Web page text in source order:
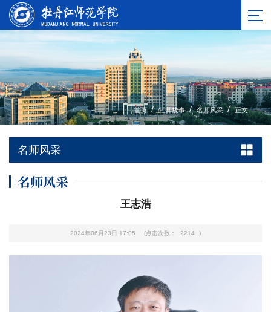
首页 / 牡师故事 / 名师风采 / 正文
名师风采
名师风采
王志浩
2024年06月23日 17:05 (点击次数： 2214 )